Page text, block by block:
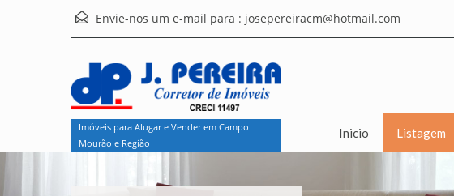
Envie-nos um e-mail para : josepereiracm@hotmail.com
Imóveis para Alugar e Vender em Campo
Mourão e Região
Inicio Listagem